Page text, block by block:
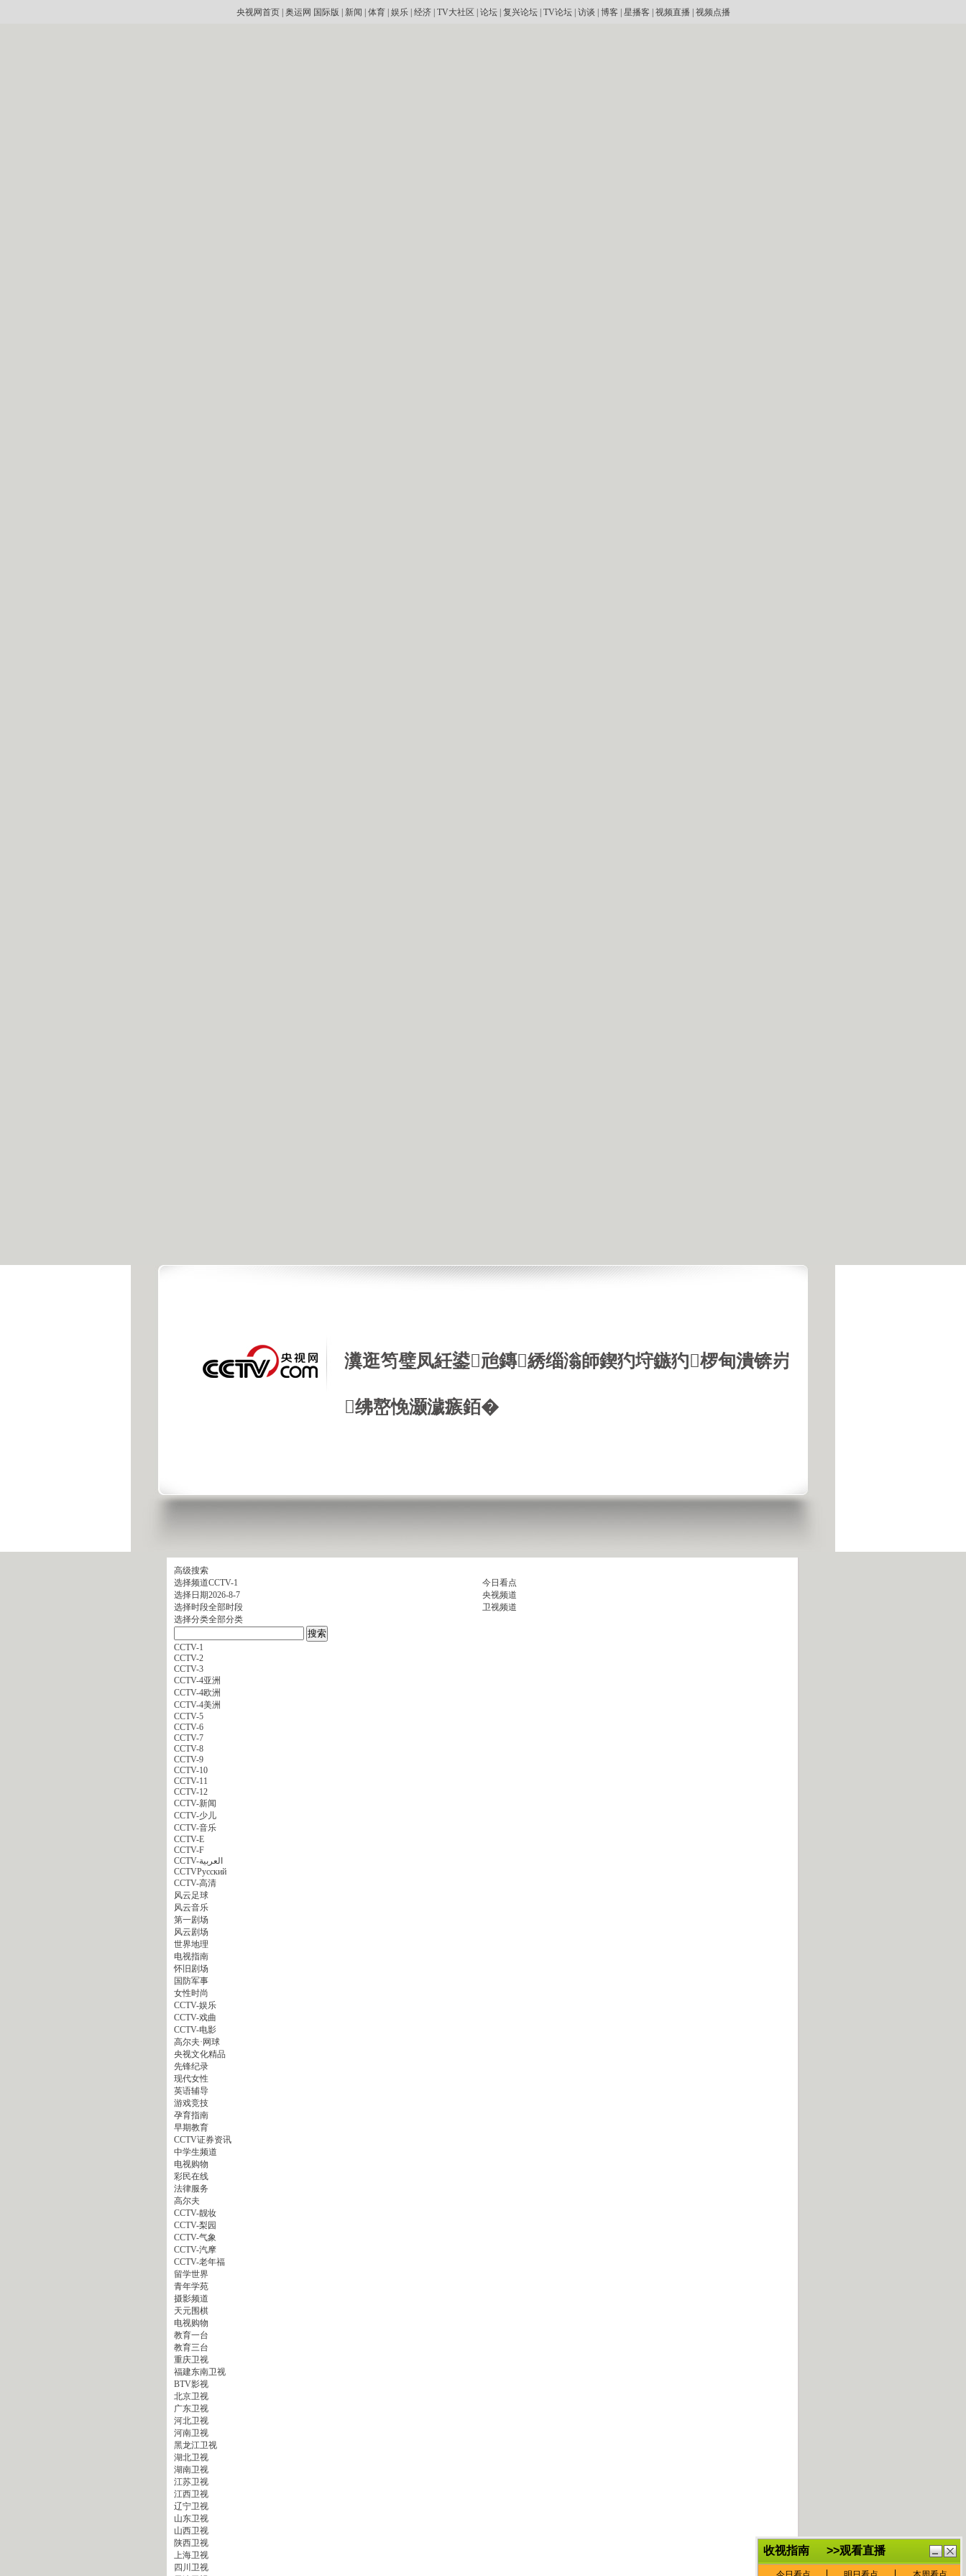
央视网首页| 奥运网 国际版 新闻 体育| 娱乐| 经济| TV大社区 论坛| 复兴论坛| TV论坛| 访谈 博客 星播客 视频直播| 视频点播
瀵逛笉璧凤紝鍙兘鏄綉缁滃師鍥犳垨鏃犳椤甸潰锛岃
绋嶅悗灏濊瘯銆�
高级搜索
选择频道CCTV-1
选择日期2026-8-7
选择时段全部时段
选择分类全部分类
CCTV-1
CCTV-2
CCTV-3
CCTV-4亚洲
CCTV-4欧洲
CCTV-4美洲
CCTV-5
CCTV-6
CCTV-7
CCTV-8
CCTV-9
CCTV-10
CCTV-11
CCTV-12
CCTV-新闻
CCTV-少儿
CCTV-音乐
CCTV-E
CCTV-F
CCTV-العربية
CCTVPусский
CCTV-高清
风云足球
风云音乐
第一剧场
风云剧场
世界地理
电视指南
怀旧剧场
国防军事
女性时尚
CCTV-娱乐
CCTV-戏曲
CCTV-电影
高尔夫·网球
央视文化精品
先锋纪录
现代女性
英语辅导
游戏竞技
孕育指南
早期教育
CCTV证券资讯
中学生频道
电视购物
彩民在线
法律服务
高尔夫
CCTV-靓妆
CCTV-梨园
CCTV-气象
CCTV-汽摩
CCTV-老年福
留学世界
青年学苑
摄影频道
天元围棋
电视购物
教育一台
教育三台
重庆卫视
福建东南卫视
BTV影视
北京卫视
广东卫视
河北卫视
河南卫视
黑龙江卫视
湖北卫视
湖南卫视
江苏卫视
江西卫视
辽宁卫视
山东卫视
山西卫视
陕西卫视
上海卫视
四川卫视
今日看点
央视频道
卫视频道
抽
鏈
€灏